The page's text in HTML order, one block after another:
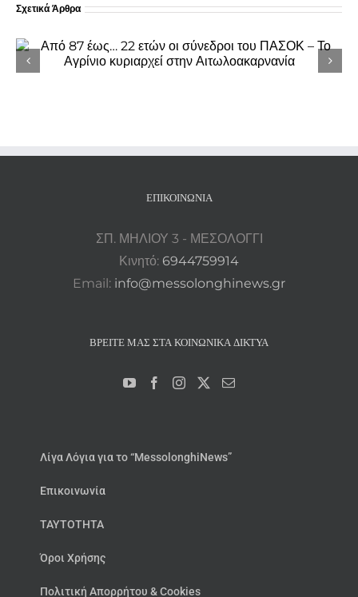
Σχετικά Άρθρα
Πρωτοχρονιάτικα κάλαντα από τη
Φιλαρμονική «Ιωσήφ Ρωγών» στο
ΕΠΙΚΟΙΝΩΝΊΑ
ΣΠ. ΜΗΛΙΟΥ 3 - ΜΕΣΟΛΟΓΓΙ
Κινητό: 6944759914
Email: info@messolonghinews.gr
ΒΡΕΊΤΕ ΜΑΣ ΣΤΑ ΚΟΙΝΩΝΙΚΆ ΔΊΚΤΥΑ
Λίγα Λόγια για το “MessolonghiNews”
Επικοινωνία
ΤΑΥΤΟΤΗΤΑ
Όροι Χρήσης
Πολιτική Απορρήτου & Cookies